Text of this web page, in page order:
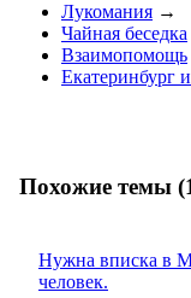
Лукомания →
Чайная беседка
Взаимопомощь
Екатеринбург
Похожие темы
Нужна вписка в
человек.